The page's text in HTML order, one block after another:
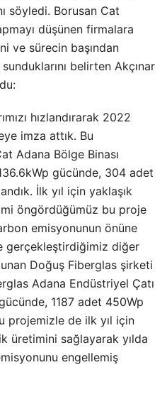
söyledi. Borusan Cat
düşünen firmalara
ve sürecin başından
belirten Akçınar
hızlandırarak 2022
imza attık. Bu
Adana Bölge Binası
gücünde, 304 adet
İlk yıl için yaklaşık
öngördüğümüz bu proje
emisyonunun önüne
gerçekleştirdiğimiz diğer
Doğuş Fiberglas şirketi
Adana Endüstriyel Çatı
1187 adet 450Wp
projemizle de ilk yıl için
üretimini sağlayarak yılda
engellemiş